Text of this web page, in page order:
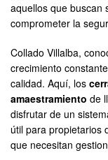
aquellos que buscan
comprometer la
Collado Villalba,
crecimiento
calidad. Aquí, los
amaestramiento de
disfrutar de un
útil para propietarios
que necesitan